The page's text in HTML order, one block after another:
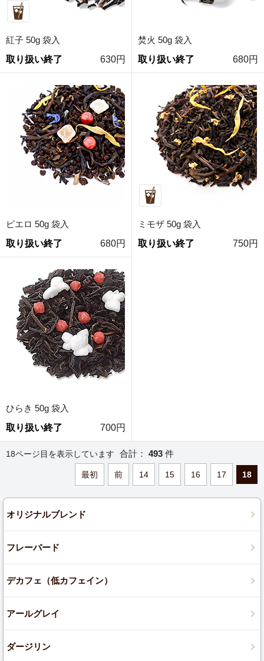
紅子 50g 袋入
取り扱い終了
630円
焚火 50g 袋入
取り扱い終了
680円
ピエロ 50g 袋入
取り扱い終了
680円
ミモザ 50g 袋入
取り扱い終了
750円
ひらき 50g 袋入
取り扱い終了
700円
18ページ目を表示しています 合計： 493 件
最初 前 14 15 16 17 18
オリジナルブレンド
フレーバード
デカフェ（低カフェイン）
アールグレイ
ダージリン